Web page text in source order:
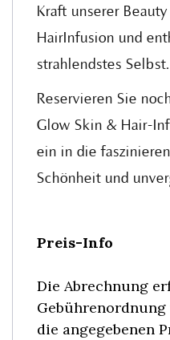
Kraft unserer
HairInfusion und
strahlendstes Selbst.
Reservieren Sie
Glow Skin & Hair-
ein in die
Schönheit und
Preis-Info
Die Abrechnung
die angegebenen